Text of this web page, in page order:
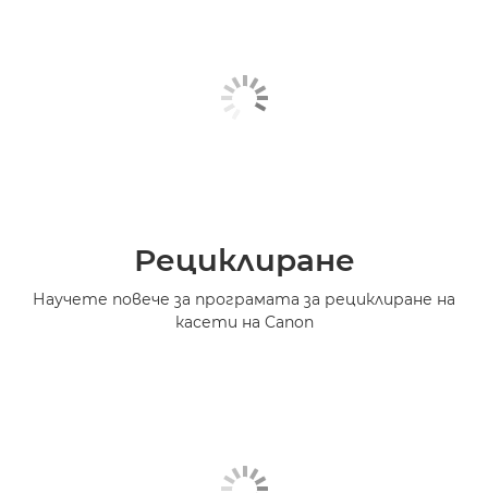
Рециклиране
Научете повече за програмата за рециклиране на
касети на Canon